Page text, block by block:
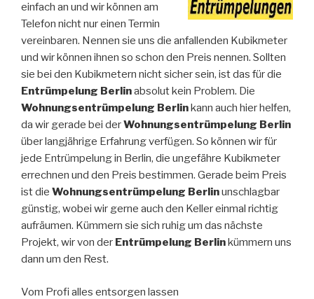
einfach an und wir können am
Telefon nicht nur einen Termin
vereinbaren. Nennen sie uns die anfallenden Kubikmeter
und wir können ihnen so schon den Preis nennen. Sollten
sie bei den Kubikmetern nicht sicher sein, ist das für die
Entrümpelung Berlinabsolut kein Problem. Die
Wohnungsentrümpelung Berlinkann auch hier helfen,
da wir gerade bei derWohnungsentrümpelung Berlin
über langjährige Erfahrung verfügen. So können wir für
jede Entrümpelung in Berlin, die ungefähre Kubikmeter
errechnen und den Preis bestimmen. Gerade beim Preis
ist die Wohnungsentrümpelung Berlinunschlagbar
günstig, wobei wir gerne auch den Keller einmal richtig
aufräumen. Kümmern sie sich ruhig um das nächste
Projekt, wir von der Entrümpelung Berlinkümmern uns
dann um den Rest.
Vom Profi alles entsorgen lassen